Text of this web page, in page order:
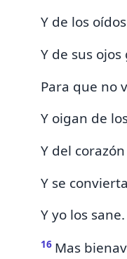
Y de los
Y de sus
Para que no
Y oigan de
Y del
Y se
Y yo los sane.
16 Mas